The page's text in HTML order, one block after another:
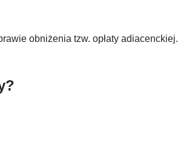
obniżenia tzw. opłaty adiacenckiej.